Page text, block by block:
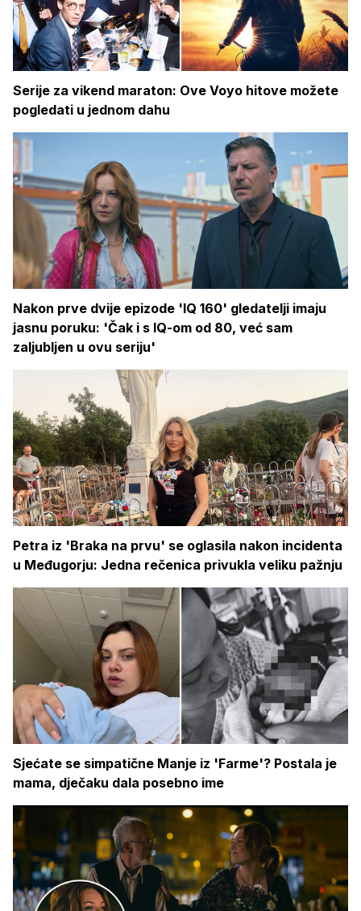
Serije za vikend maraton: Ove Voyo hitove možete
pogledati u jednom dahu
Nakon prve dvije epizode 'IQ 160' gledatelji imaju
jasnu poruku: 'Čak i s IQ-om od 80, već sam
zaljubljen u ovu seriju'
Petra iz 'Braka na prvu' se oglasila nakon incidenta
u Međugorju: Jedna rečenica privukla veliku pažnju
Sjećate se simpatične Manje iz 'Farme'? Postala je
mama, dječaku dala posebno ime